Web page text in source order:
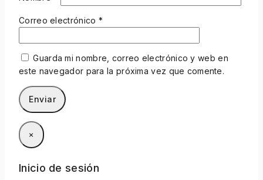
Correo electrónico *
Guarda mi nombre, correo electrónico y web en
este navegador para la próxima vez que comente.
×
Inicio de sesión